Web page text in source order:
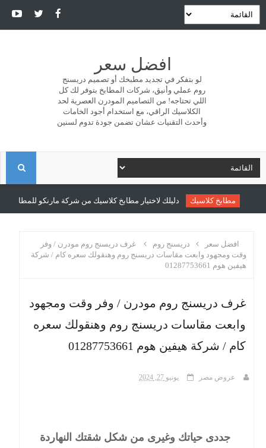
افضل سعر
لو بتفكر في تجديد مطبخك أو تصميم دريسنج
روم عملي وأنيق، شركات المطابخ بتوفر لك كل
اللي تحتاجه! من التصاميم المودرن العصرية لحد
الكلاسيك الراقي، مع استخدام أجود الخامات
وأحدث التقنيات عشان تضمن جودة تدوم لسنين
ا
مطابخ كلاسيك دليلك لاختيار مطابخ كلاسيك من شركة مارنكو للمطابخ
افضل سعر دريسنج روم
غرف دريسنج روم مودرن / وفر
وقت ومجهود وابعت مقاسات دريسنج روم وهنقولك سعره كام / شركة
هيفين هوم 01287753661
غرف دريسنج روم مودرن / وفر وقت ومجهود
وابعت مقاسات دريسنج روم وهنقولك سعره
كام / شركة هيفين هوم 01287753661
عروض مصر يونيو 27, 2024
جددى حياتك وغيرى من شكل شقتك النهاردة